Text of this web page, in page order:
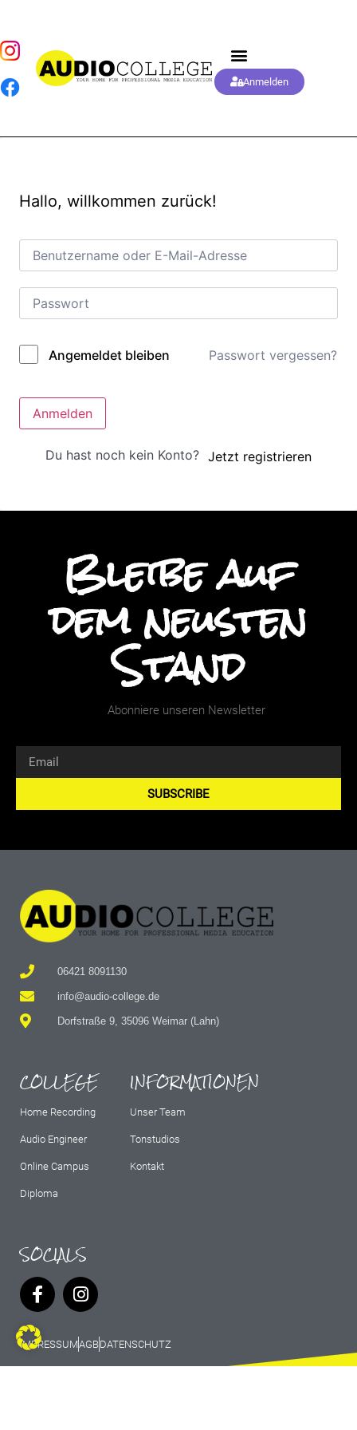
Anmelden
Hallo, willkommen zurück!
Alternative:
Angemeldet bleiben Passwort vergessen?
Anmelden
Du hast noch kein Konto? Jetzt registrieren
Bleibe auf
dem neusten
Stand
Abonniere unseren Newsletter
SUBSCRIBE
06421 8091130
info@audio-college.de
Dorfstraße 9, 35096 Weimar (Lahn)
COLLEGE
Home Recording
Audio Engineer
Online Campus
Diploma
INFORMATIONEN
Unser Team
Tonstudios
Kontakt
SOCIALS
IMPRESSUMAGBDATENSCHUTZ